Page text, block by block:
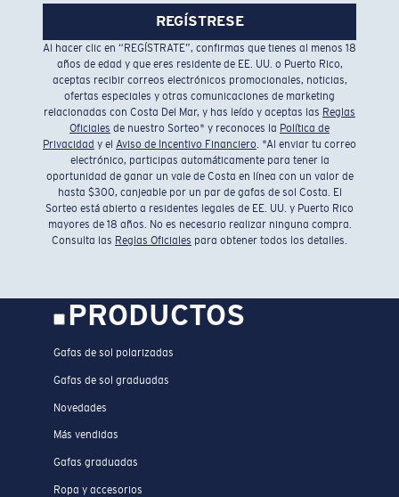
REGÍSTRESE
Al hacer clic en “REGÍSTRATE”, confirmas que tienes al menos 18
años de edad y que eres residente de EE. UU. o Puerto Rico,
aceptas recibir correos electrónicos promocionales, noticias,
ofertas especiales y otras comunicaciones de marketing
relacionadas con Costa Del Mar, y has leído y aceptas las Reglas
Oficiales de nuestro Sorteo* y reconoces la Política de
Privacidad y el Aviso de Incentivo Financiero . *Al enviar tu correo
electrónico, participas automáticamente para tener la
oportunidad de ganar un vale de Costa en línea con un valor de
hasta $300, canjeable por un par de gafas de sol Costa. El
Sorteo está abierto a residentes legales de EE. UU. y Puerto Rico
mayores de 18 años. No es necesario realizar ninguna compra.
Consulta las Reglas Oficiales para obtener todos los detalles.
PRODUCTOS
Gafas de sol polarizadas
Gafas de sol graduadas
Novedades
Más vendidas
Gafas graduadas
Ropa y accesorios